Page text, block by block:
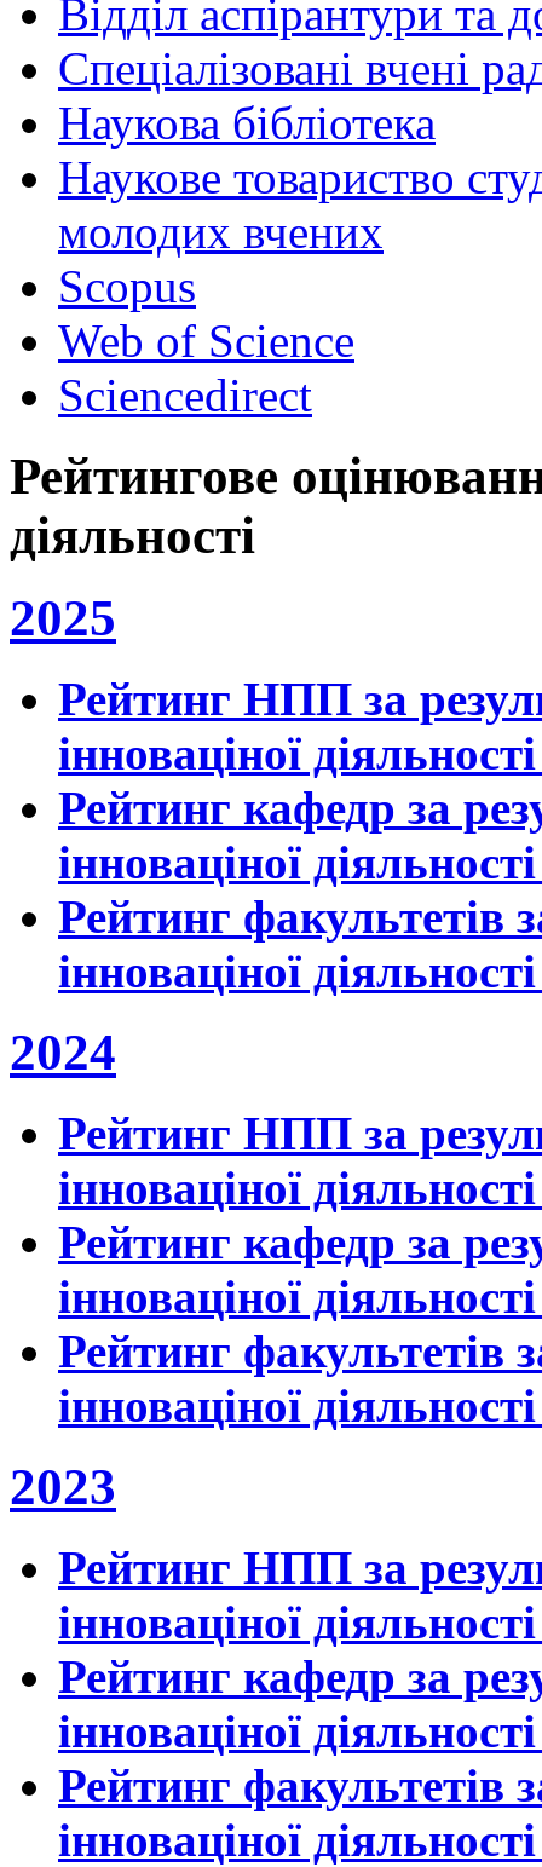
Відділ аспірантури та
Спеціалізовані вчені
Наукова бібліотека
Наукове товариство
молодих вчених
Scopus
Web of Science
Sciencedirect
Рейтингове
діяльності
2025
Рейтинг НПП за
інноваціної
Рейтинг кафедр за
інноваціної
Рейтинг факультетів
інноваціної
2024
Рейтинг НПП за
інноваціної
Рейтинг кафедр за
інноваціної
Рейтинг факультетів
інноваціної
2023
Рейтинг НПП за
інноваціної
Рейтинг кафедр за
інноваціної
Рейтинг факультетів
інноваціної